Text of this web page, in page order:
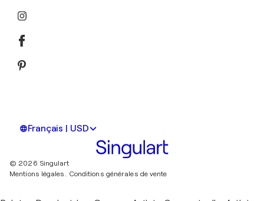
Français | USD
© 2026 Singulart
Mentions légales.
Conditions générales de vente